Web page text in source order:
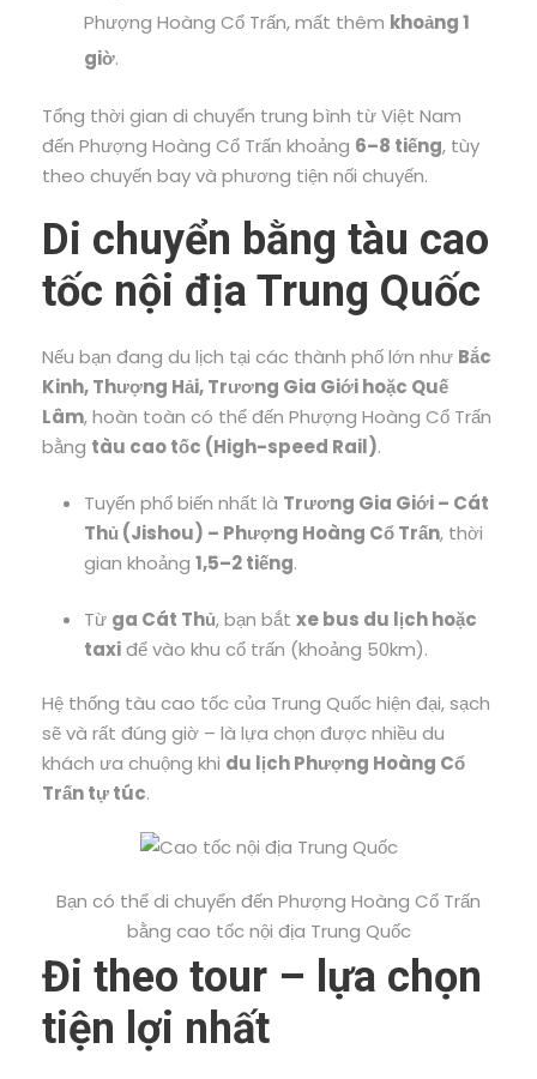
Phượng Hoàng Cổ Trấn, mất thêm khoảng 1
giờ.
Tổng thời gian di chuyển trung bình từ Việt Nam
đến Phượng Hoàng Cổ Trấn khoảng 6–8 tiếng, tùy
theo chuyến bay và phương tiện nối chuyến.
Di chuyển bằng tàu cao
tốc nội địa Trung Quốc
Nếu bạn đang du lịch tại các thành phố lớn như Bắc
Kinh, Thượng Hải, Trương Gia Giới hoặc Quế
Lâm, hoàn toàn có thể đến Phượng Hoàng Cổ Trấn
bằng tàu cao tốc (High-speed Rail).
Tuyến phổ biến nhất là Trương Gia Giới – Cát
Thủ (Jishou) – Phượng Hoàng Cổ Trấn, thời
gian khoảng 1,5–2 tiếng.
Từ ga Cát Thủ, bạn bắt xe bus du lịch hoặc
taxiđể vào khu cổ trấn (khoảng 50km).
Hệ thống tàu cao tốc của Trung Quốc hiện đại, sạch
sẽ và rất đúng giờ – là lựa chọn được nhiều du
khách ưa chuộng khi du lịch Phượng Hoàng Cổ
Trấn tự túc.
Bạn có thể di chuyển đến Phượng Hoàng Cổ Trấn
bằng cao tốc nội địa Trung Quốc
Đi theo tour – lựa chọn
tiện lợi nhất